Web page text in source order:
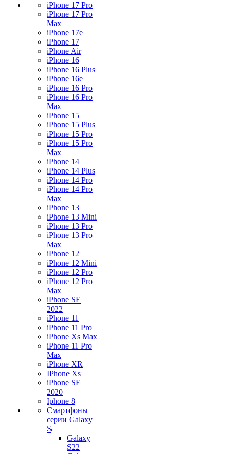
iPhone 17 Pro
iPhone 17 Pro
Max
iPhone 17e
iPhone 17
iPhone Air
iPhone 16
iPhone 16 Plus
iPhone 16e
iPhone 16 Pro
iPhone 16 Pro
Max
iPhone 15
iPhone 15 Plus
iPhone 15 Pro
iPhone 15 Pro
Max
iPhone 14
iPhone 14 Plus
iPhone 14 Pro
iPhone 14 Pro
Max
iPhone 13
iPhone 13 Mini
iPhone 13 Pro
iPhone 13 Pro
Max
iPhone 12
iPhone 12 Mini
iPhone 12 Pro
iPhone 12 Pro
Max
iPhone SE
2022
iPhone 11
iPhone 11 Pro
iPhone Xs Max
iPhone 11 Pro
Max
iPhone XR
IPhone Xs
iPhone SE
2020
Iphone 8
Смартфоны
серии Galaxy
S
Galaxy
S22